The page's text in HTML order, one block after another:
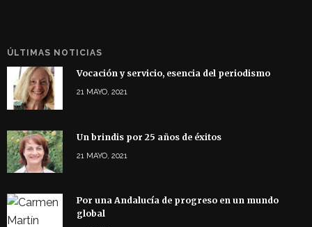
ÚLTIMAS NOTICIAS
Vocación y servicio, esencia del periodismo
21 MAYO, 2021
Un brindis por 25 años de éxitos
21 MAYO, 2021
Por una Andalucía de progreso en un mundo
global